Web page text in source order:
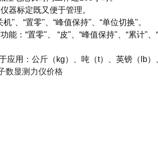
器标定既又便于管理。
"、“置零"、“峰值保持"、“单位切换"。
能：“置零"、 “皮"、“峰值保持"、“累计"、
应用：公斤（kg）、吨（t）、英镑（lb）